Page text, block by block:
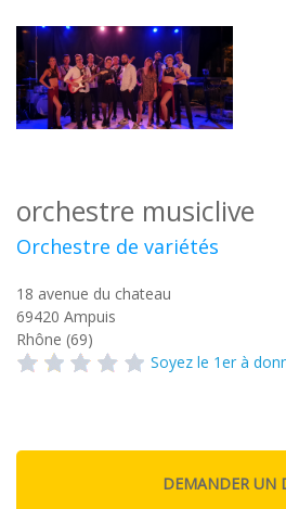
orchestre musiclive
Orchestre de variétés
18 avenue du chateau
69420 Ampuis
Rhône (69)
Soyez le 1er à